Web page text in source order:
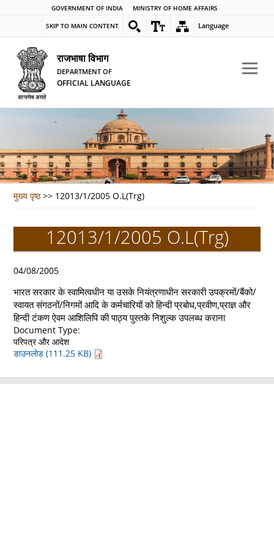
GOVERNMENT OF INDIA MINISTRY OF HOME AFFAIRS
SKIP TO MAIN CONTENT Language
राजभाषा विभाग
DEPARTMENT OF
OFFICIAL LANGUAGE
मुख्य पृष्ठ >> 12013/1/2005 O.L(Trg)
12013/1/2005 O.L(Trg)
04/08/2005
भारत सरकार के स्वामित्वधीन या उसके नियंत्रणाधीन सरकारी उपक्रमों/बैंको/
स्वायत संगठनों/निगमों आदि के कर्मचारियों को हिन्दी प्रबोध,प्रवीण,प्राज्ञ और
हिन्दी टंकण ऐवम आशिलिपि की पाठ्य पुस्तके निशुल्क उपलब्ध कराना
Document Type:
परिपत्र और आदेश
डाउनलोड (111.25 KB)